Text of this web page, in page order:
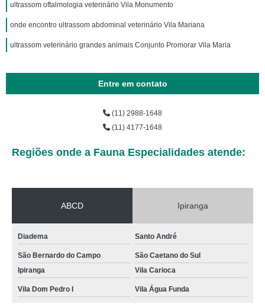
ultrassom oftalmologia veterinário Vila Monumento
onde encontro ultrassom abdominal veterinário Vila Mariana
ultrassom veterinário grandes animais Conjunto Promorar Vila Maria
Entre em contato
(11) 2988-1648
(11) 4177-1648
Regiões onde a Fauna Especialidades atende:
ABCD Ipiranga
Diadema Santo André
São Bernardo do Campo
São Caetano do Sul
Ipiranga
Vila Carioca
Vila Dom Pedro I Vila Água Funda